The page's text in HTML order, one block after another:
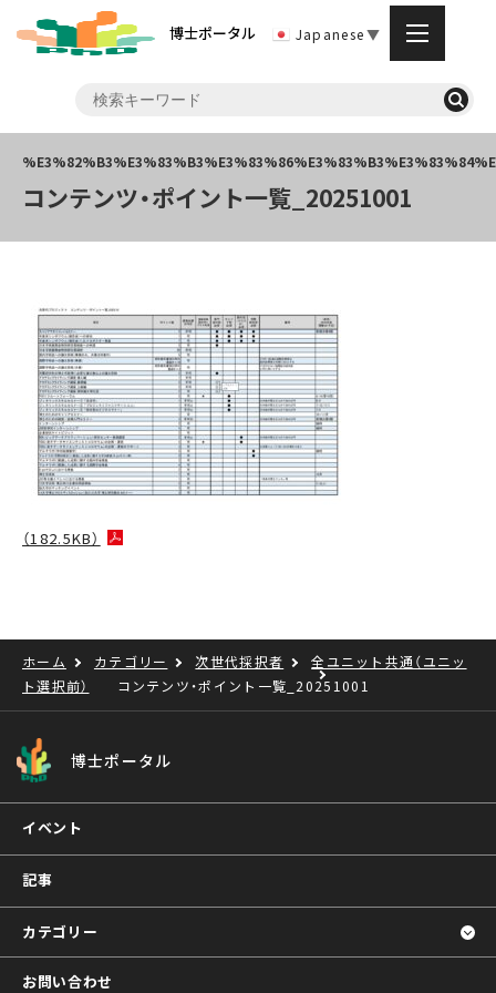
博士ポータル Japanese▼
コンテンツ・ポイント一覧_20251001
（182.5KB）
ホーム カテゴリー 次世代採択者
全ユニット共通（ユニッ
ト選択前）
コンテンツ・ポイント一覧_20251001
博士ポータル
イベント
記事
カテゴリー
お問い合わせ